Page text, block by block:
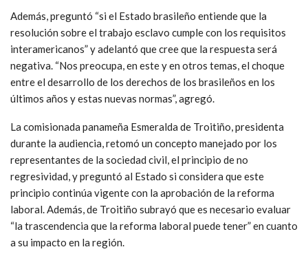
Además, preguntó “si el Estado brasileño entiende que la
resolución sobre el trabajo esclavo cumple con los requisitos
interamericanos” y adelantó que cree que la respuesta será
negativa. “Nos preocupa, en este y en otros temas, el choque
entre el desarrollo de los derechos de los brasileños en los
últimos años y estas nuevas normas”, agregó.
La comisionada panameña Esmeralda de Troitiño, presidenta
durante la audiencia, retomó un concepto manejado por los
representantes de la sociedad civil, el principio de no
regresividad, y preguntó al Estado si considera que este
principio continúa vigente con la aprobación de la reforma
laboral. Además, de Troitiño subrayó que es necesario evaluar
“la trascendencia que la reforma laboral puede tener” en cuanto
a su impacto en la región.